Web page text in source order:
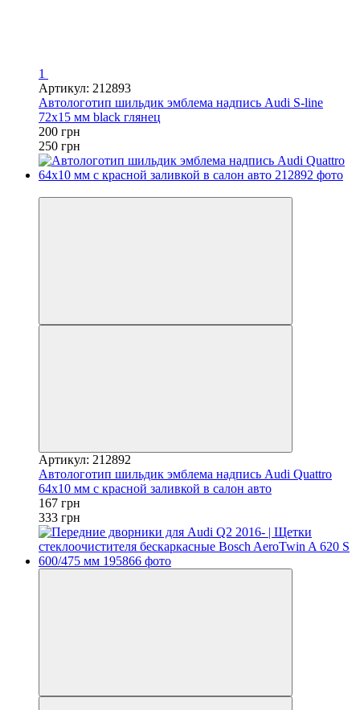
1
Артикул: 212893
Автологотип шильдик эмблема надпись Audi S-line
72x15 мм black глянец
200 грн
250 грн
Артикул: 212892
Автологотип шильдик эмблема надпись Audi Quattro
64x10 мм с красной заливкой в салон авто
167 грн
333 грн